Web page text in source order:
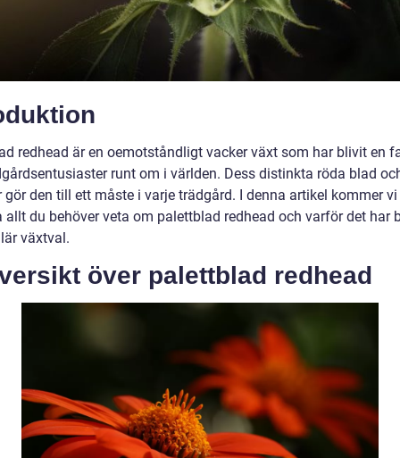
redhead är en oemotståndligt vacker växt som har blivit en
runt om i världen. Dess distinkta röda blad
gör den till ett måste i varje trädgård. I denna artikel kommer
allt du behöver veta om palettblad redhead och varför det har
växtval.
över palettblad redhead